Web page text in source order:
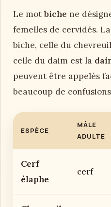
Le motbiche ne
femelles de cervidés.
biche, celle du
celle du daim est la
peuvent être appelés
beaucoup de
ESPÈCE
MÂLE
ADULTE
Cerf
élaphe
cerf